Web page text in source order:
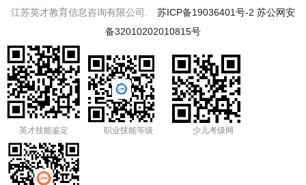
江苏英才教育信息咨询有限公司. 苏ICP备19036401号-2 苏公网安
备32010202010815号
英才技能鉴定 职业技能等级 少儿考级网